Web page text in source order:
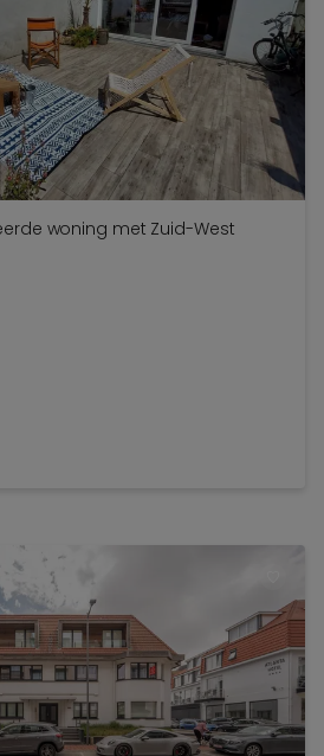
woning met Zuid-West